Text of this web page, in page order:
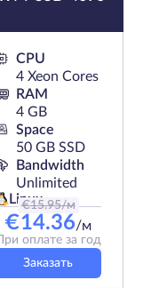
CPU
4 Xeon Cores
RAM
4 GB
Space
50 GB SSD
Bandwidth
Unlimited
Linux
€15.95/м
€14.36/м
При оплате за год
Заказать